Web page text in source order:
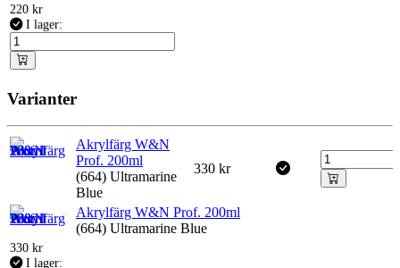
220 kr
I lager:
Varianter
Akrylfärg W&N
Prof. 200ml
(664) Ultramarine
Blue
330 kr
Akrylfärg W&N Prof. 200ml
(664) Ultramarine Blue
330 kr
I lager: